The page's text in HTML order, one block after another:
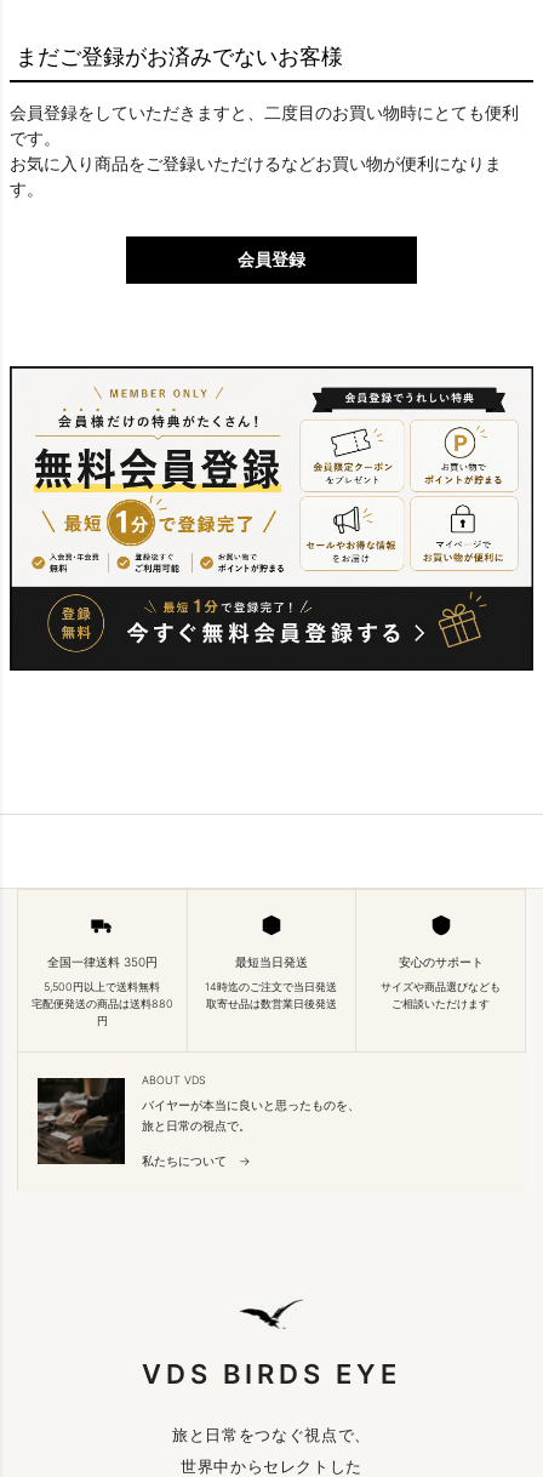
まだご登録がお済みでないお客様
会員登録をしていただきますと、二度目のお買い物時にとても便利
です。
お気に入り商品をご登録いただけるなどお買い物が便利になりま
す。
会員登録
全国一律送料 350円
5,500円以上で送料無料
宅配便発送の商品は送料880
円
最短当日発送
14時迄のご注文で当日発送
取寄せ品は数営業日後発送
安心のサポート
サイズや商品選びなども
ご相談いただけます
ABOUT VDS
バイヤーが本当に良いと思ったものを、
旅と日常の視点で。
私たちについて →
VDS BIRDS EYE
旅と日常をつなぐ視点で、
世界中からセレクトした